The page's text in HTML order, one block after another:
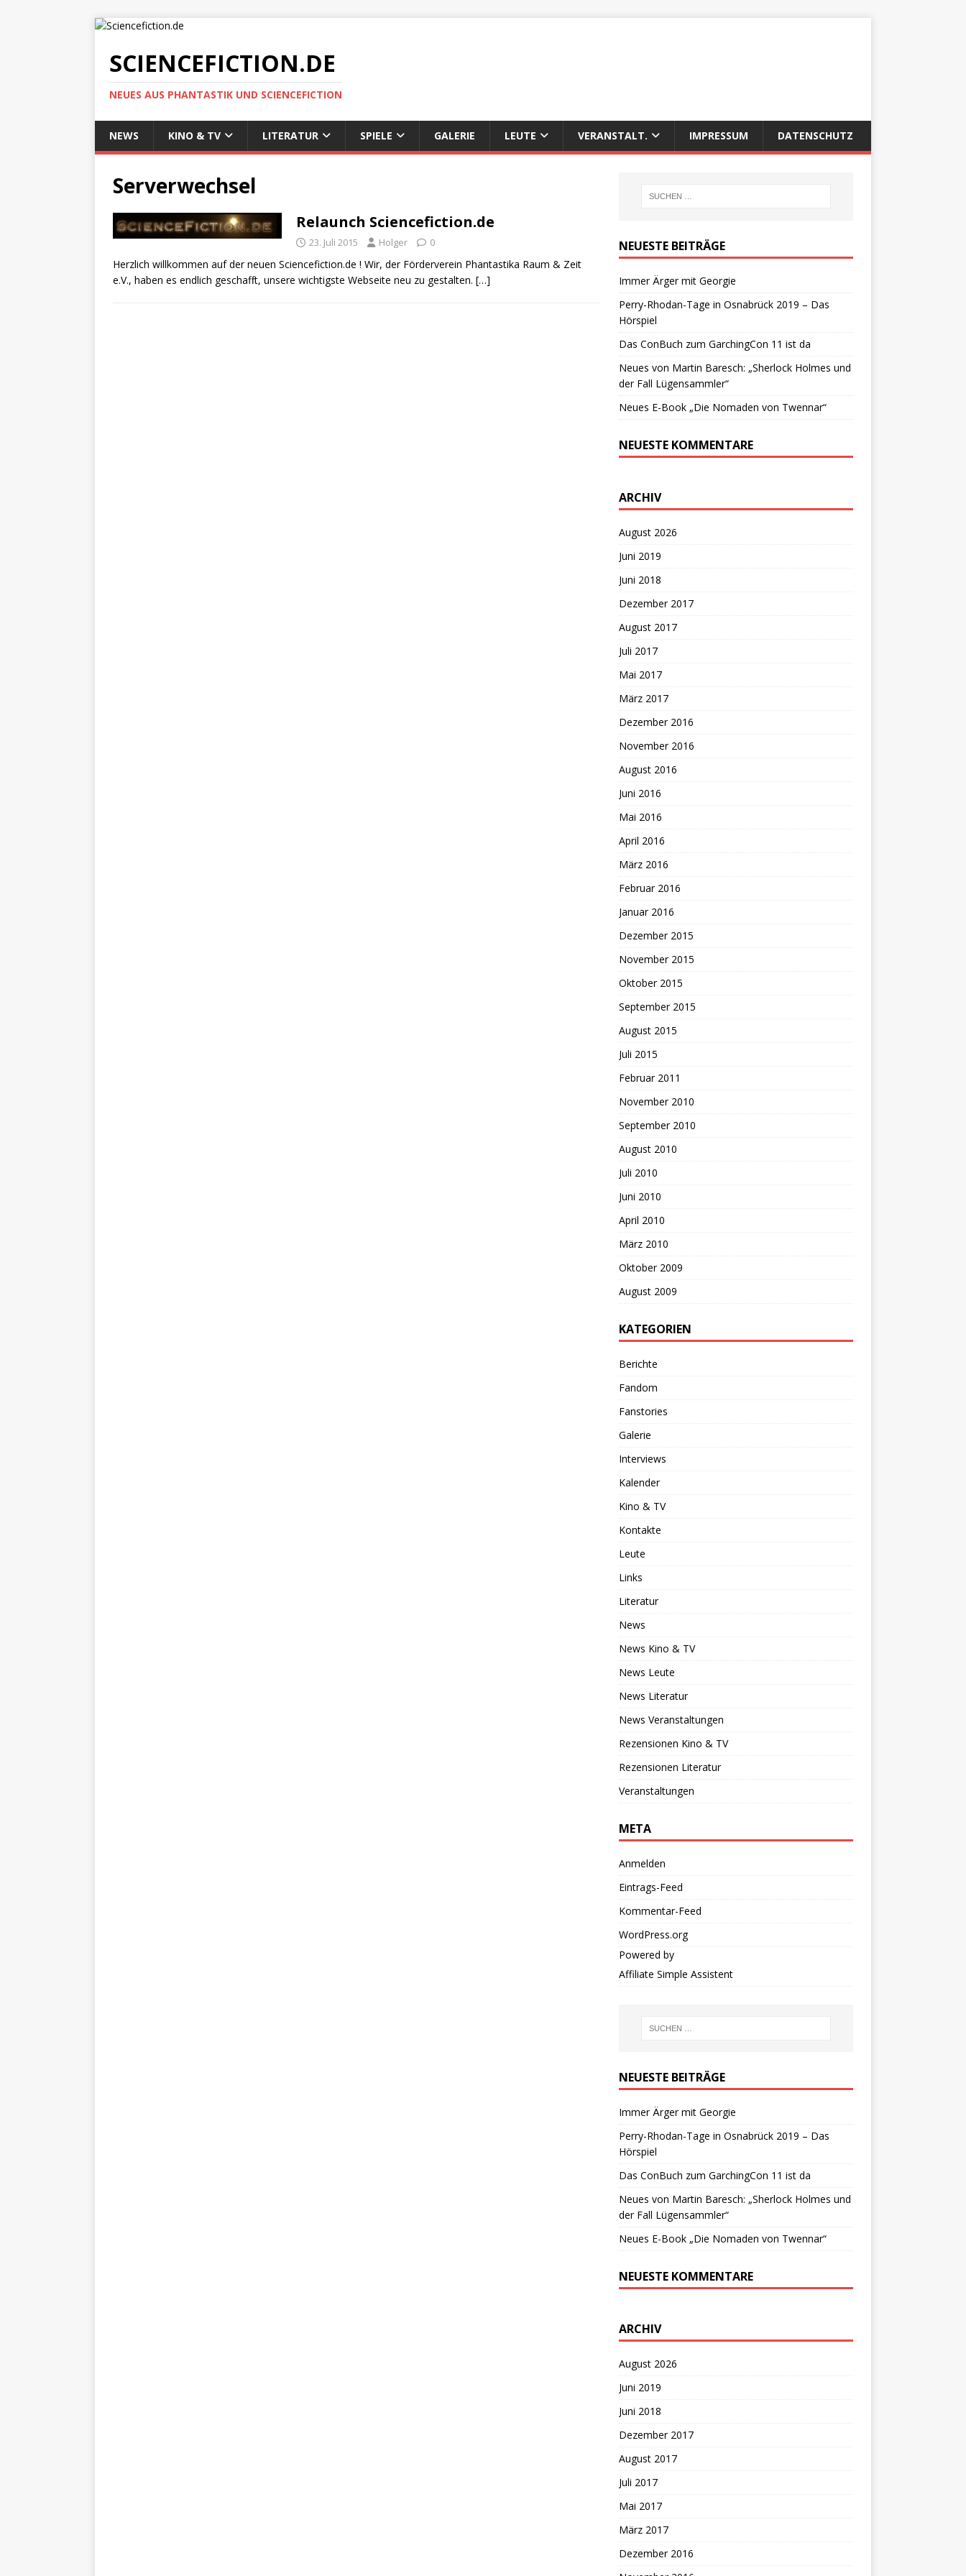
SCIENCEFICTION.DE
NEUES AUS PHANTASTIK UND SCIENCEFICTION
NEWS KINO & TV LITERATUR SPIELE GALERIE LEUTE VERANSTALT. IMPRESSUM DATENSCHUTZ
Serverwechsel
Relaunch Sciencefiction.de
23. Juli 2015 Holger 0
Herzlich willkommen auf der neuen Sciencefiction.de ! Wir, der Förderverein Phantastika Raum & Zeit
e.V., haben es endlich geschafft, unsere wichtigste Webseite neu zu gestalten. […]
NEUESTE BEITRÄGE
Immer Ärger mit Georgie
Perry-Rhodan-Tage in Osnabrück 2019 – Das
Hörspiel
Das ConBuch zum GarchingCon 11 ist da
Neues von Martin Baresch: „Sherlock Holmes und
der Fall Lügensammler“
Neues E-Book „Die Nomaden von Twennar“
NEUESTE KOMMENTARE
ARCHIV
August 2026
Juni 2019
Juni 2018
Dezember 2017
August 2017
Juli 2017
Mai 2017
März 2017
Dezember 2016
November 2016
August 2016
Juni 2016
Mai 2016
April 2016
März 2016
Februar 2016
Januar 2016
Dezember 2015
November 2015
Oktober 2015
September 2015
August 2015
Juli 2015
Februar 2011
November 2010
September 2010
August 2010
Juli 2010
Juni 2010
April 2010
März 2010
Oktober 2009
August 2009
KATEGORIEN
Berichte
Fandom
Fanstories
Galerie
Interviews
Kalender
Kino & TV
Kontakte
Leute
Links
Literatur
News
News Kino & TV
News Leute
News Literatur
News Veranstaltungen
Rezensionen Kino & TV
Rezensionen Literatur
Veranstaltungen
META
Anmelden
Eintrags-Feed
Kommentar-Feed
WordPress.org
Powered by
Affiliate Simple Assistent
NEUESTE BEITRÄGE
Immer Ärger mit Georgie
Perry-Rhodan-Tage in Osnabrück 2019 – Das
Hörspiel
Das ConBuch zum GarchingCon 11 ist da
Neues von Martin Baresch: „Sherlock Holmes und
der Fall Lügensammler“
Neues E-Book „Die Nomaden von Twennar“
NEUESTE KOMMENTARE
ARCHIV
August 2026
Juni 2019
Juni 2018
Dezember 2017
August 2017
Juli 2017
Mai 2017
März 2017
Dezember 2016